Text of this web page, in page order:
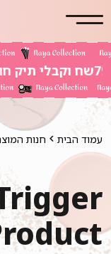
עמוד הבית חנות